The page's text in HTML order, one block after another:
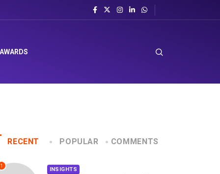
RECENT POPULAR COMMENTS
1 INSIGHTS